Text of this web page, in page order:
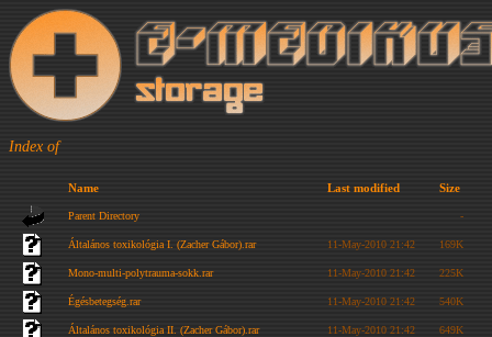
Index of
Name Last modified Size
Parent Directory -
Általános toxikológia I. (Zacher Gábor).rar 11-May-2010 21:42 169K
Mono-multi-polytrauma-sokk.rar 11-May-2010 21:42 225K
Égésbetegség.rar 11-May-2010 21:42 540K
Általános toxikológia II. (Zacher Gábor).rar 11-May-2010 21:42 649K